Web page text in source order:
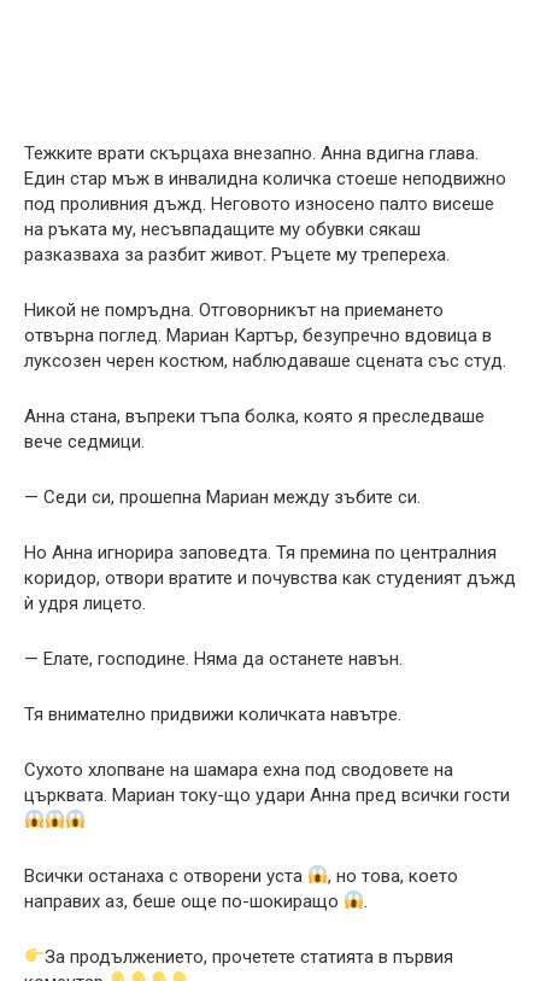
Тежките врати скърцаха внезапно. Анна вдигна глава.
Един стар мъж в инвалидна количка стоеше неподвижно
под проливния дъжд. Неговото износено палто висеше
на ръката му, несъвпадащите му обувки сякаш
разказваха за разбит живот. Ръцете му трепереха.
Никой не помръдна. Отговорникът на приемането
отвърна поглед. Мариан Картър, безупречно вдовица в
луксозен черен костюм, наблюдаваше сцената със студ.
Анна стана, въпреки тъпа болка, която я преследваше
вече седмици.
— Седи си, прошепна Мариан между зъбите си.
Но Анна игнорира заповедта. Тя премина по централния
коридор, отвори вратите и почувства как студеният дъжд
ѝ удря лицето.
— Елате, господине. Няма да останете навън.
Тя внимателно придвижи количката навътре.
Сухото хлопване на шамара ехна под сводовете на
църквата. Мариан току-що удари Анна пред всички гости
Всички останаха с отворени уста
, но това, което
направих аз, беше още по-шокиращо
.
За продължението, прочетете статията в първия